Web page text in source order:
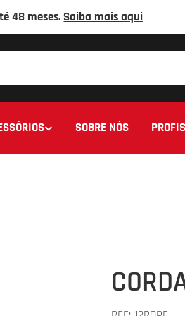
48 meses.Saiba mais aqui
SOBRE NÓS